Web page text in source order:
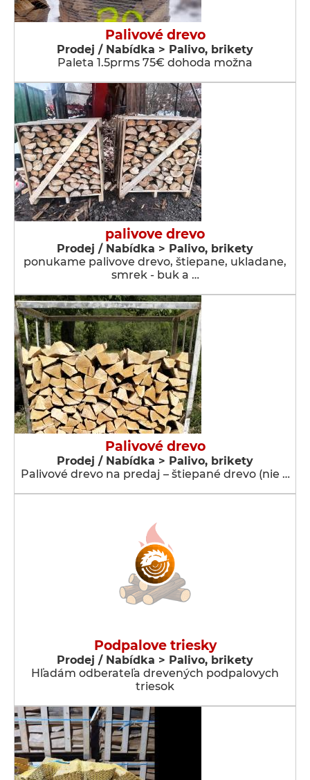
Palivové drevo
Prodej / Nabídka > Palivo, brikety
Paleta 1.5prms 75€ dohoda možna
palivove drevo
Prodej / Nabídka > Palivo, brikety
ponukame palivove drevo, štiepane, ukladane,
smrek - buk a …
Palivové drevo
Prodej / Nabídka > Palivo, brikety
Palivové drevo na predaj – štiepané drevo (nie …
Podpalove triesky
Prodej / Nabídka > Palivo, brikety
Hľadám odberateľa drevených podpalovych
triesok